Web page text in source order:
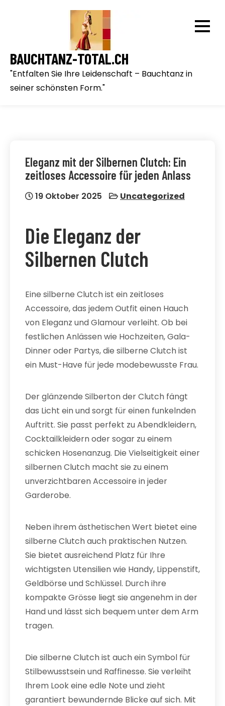
BAUCHTANZ-TOTAL.CH
"Entfalten Sie Ihre Leidenschaft – Bauchtanz in
seiner schönsten Form."
Eleganz mit der Silbernen Clutch: Ein
zeitloses Accessoire für jeden Anlass
19 Oktober 2025 Uncategorized
Die Eleganz der
Silbernen Clutch
Eine silberne Clutch ist ein zeitloses
Accessoire, das jedem Outfit einen Hauch
von Eleganz und Glamour verleiht. Ob bei
festlichen Anlässen wie Hochzeiten, Gala-
Dinner oder Partys, die silberne Clutch ist
ein Must-Have für jede modebewusste Frau.
Der glänzende Silberton der Clutch fängt
das Licht ein und sorgt für einen funkelnden
Auftritt. Sie passt perfekt zu Abendkleidern,
Cocktailkleidern oder sogar zu einem
schicken Hosenanzug. Die Vielseitigkeit einer
silbernen Clutch macht sie zu einem
unverzichtbaren Accessoire in jeder
Garderobe.
Neben ihrem ästhetischen Wert bietet eine
silberne Clutch auch praktischen Nutzen.
Sie bietet ausreichend Platz für Ihre
wichtigsten Utensilien wie Handy, Lippenstift,
Geldbörse und Schlüssel. Durch ihre
kompakte Grösse liegt sie angenehm in der
Hand und lässt sich bequem unter dem Arm
tragen.
Die silberne Clutch ist auch ein Symbol für
Stilbewusstsein und Raffinesse. Sie verleiht
Ihrem Look eine edle Note und zieht
garantiert bewundernde Blicke auf sich. Mit